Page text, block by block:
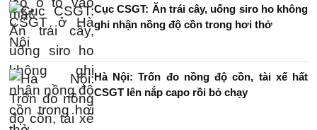
Cục CSGT: Ăn trái cây, uống siro ho không
ghi nhận nồng độ cồn trong hơi thở
Hà Nội: Trốn đo nồng độ cồn, tài xế hất
CSGT lên nắp capo rồi bỏ chạy